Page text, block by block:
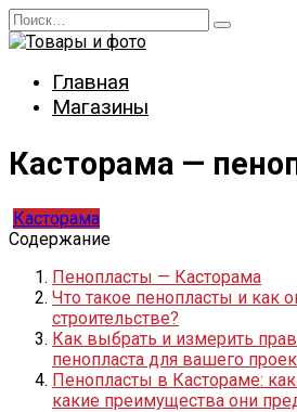
Перейти
к
Search
for:
Главная
Магазины
Касторама —
Касторама
Содержание
Пенопласты — Касторама
Что такое пенопласты и как
строительстве?
Как выбрать и измерить
пенопласта для вашего
Пенопласты в Кастораме:
какие преимущества они